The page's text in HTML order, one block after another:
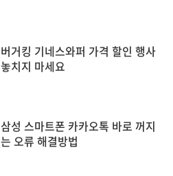
버거킹 기네스와퍼 가격 할인 행사
놓치지 마세요
삼성 스마트폰 카카오톡 바로 꺼지
는 오류 해결방법